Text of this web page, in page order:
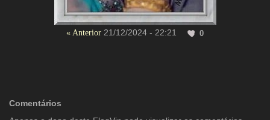
« Anterior 21/12/2024 - 22:21 0
Comentários